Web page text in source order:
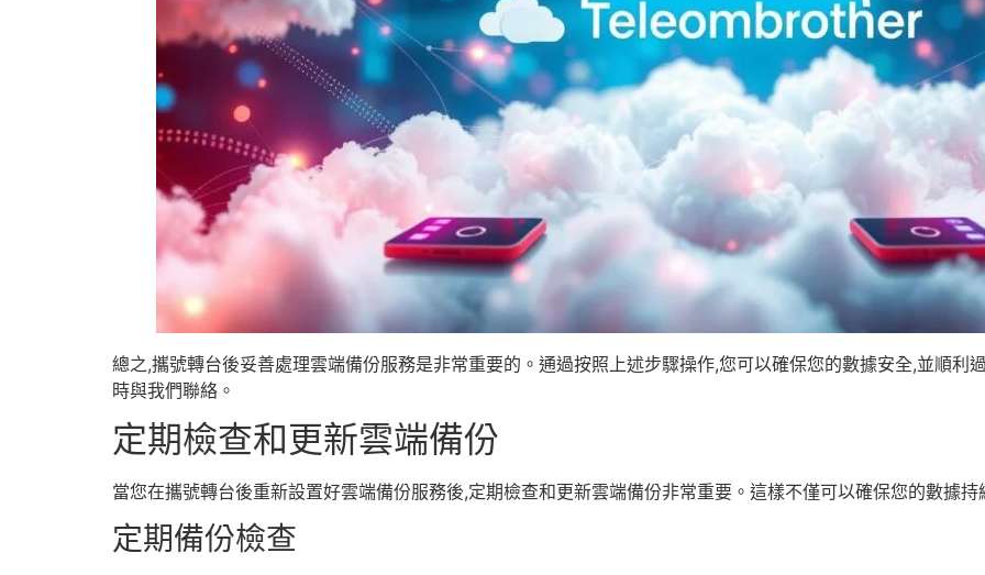
總之,攜號轉台後妥善處理雲端備份服務是非常重要的。通過按照上述步驟操作,您可以確保您的數據安全,並順利
時與我們聯絡。
定期檢查和更新雲端備份
當您在攜號轉台後重新設置好雲端備份服務後,定期檢查和更新雲端備份非常重要。這樣不僅可以確保您的數據
定期備份檢查